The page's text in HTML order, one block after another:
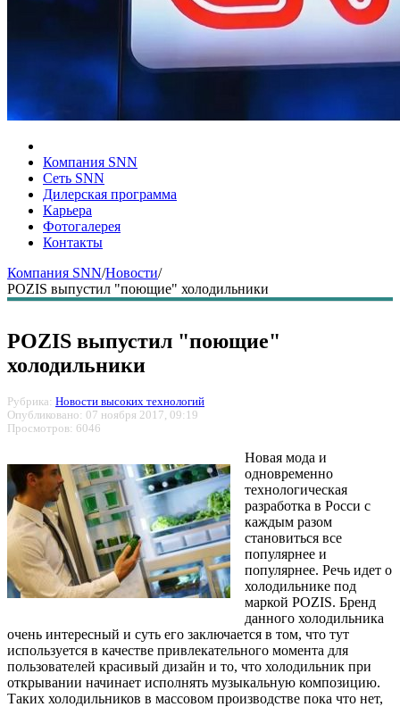
Компания SNN
Сеть SNN
Дилерская программа
Карьера
Фотогалерея
Контакты
Компания SNN/Новости/
POZIS выпустил "поющие" холодильники
POZIS выпустил "поющие"
холодильники
Рубрика: Новости высоких технологий
Опубликовано: 07 ноября 2017, 09:19
Просмотров: 6046
Новая мода и
одновременно
технологическая
разработка в Росси с
каждым разом
становиться все
популярнее и
популярнее. Речь идет о
холодильнике под
маркой POZIS. Бренд
данного холодильника
очень интересный и суть его заключается в том, что тут
используется в качестве привлекательного момента для
пользователей красивый дизайн и то, что холодильник при
открывании начинает исполнять музыкальную композицию.
Таких холодильников в массовом производстве пока что нет,